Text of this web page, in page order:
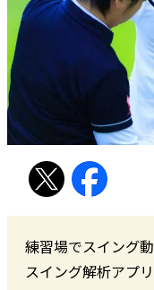
練習場でスイング
スイング解析アプ